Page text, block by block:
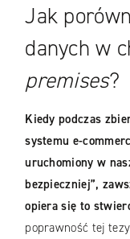
Jak
danych w
premises?
Kiedy podczas
systemu e-
uruchomiony w
bezpieczniej”,
opiera się to
poprawność tej